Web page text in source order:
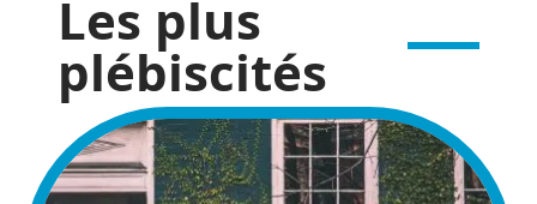
Les plus
plébiscités